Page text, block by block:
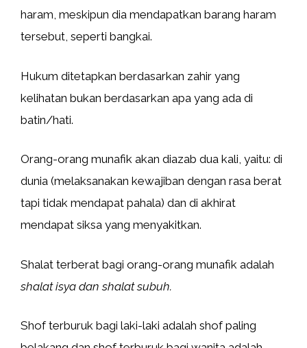
haram, meskipun dia mendapatkan barang haram
tersebut, seperti bangkai.
Hukum ditetapkan berdasarkan zahir yang
kelihatan bukan berdasarkan apa yang ada di
batin/hati.
Orang-orang munafik akan diazab dua kali, yaitu: di
dunia (melaksanakan kewajiban dengan rasa berat
tapi tidak mendapat pahala) dan di akhirat
mendapat siksa yang menyakitkan.
Shalat terberat bagi orang-orang munafik adalah
shalat isya dan shalat subuh.
Shof terburuk bagi laki-laki adalah shof paling